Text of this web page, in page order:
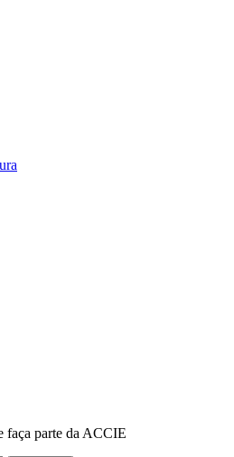
faça parte da ACCIE